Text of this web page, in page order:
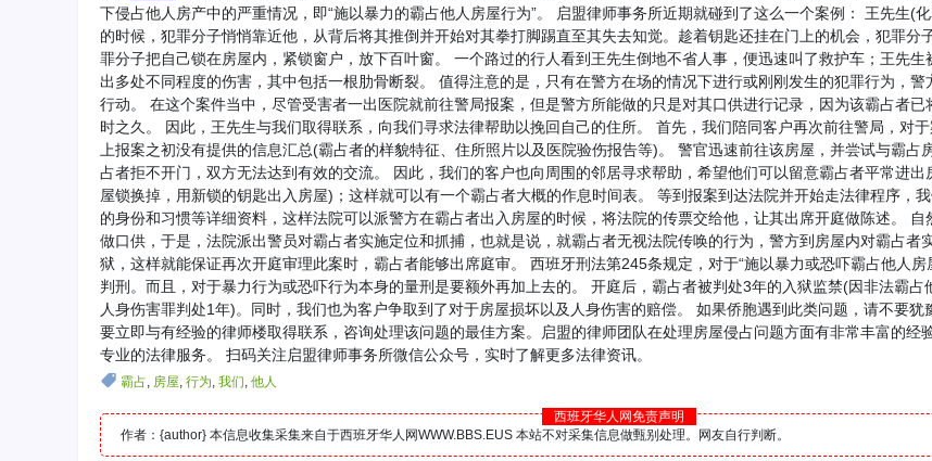
下侵占他人房产中的严重情况，即“施以暴力的霸占他人房屋行为”。 启盟律师事务所近期就碰到了这么一个案例： 王先生(
的时候，犯罪分子悄悄靠近他，从背后将其推倒并开始对其拳打脚踢直至其失去知觉。趁着钥匙还挂在门上的机会，犯罪分
罪分子把自己锁在房屋内，紧锁窗户，放下百叶窗。 一个路过的行人看到王先生倒地不省人事，便迅速叫了救护车；王先生
出多处不同程度的伤害，其中包括一根肋骨断裂。 值得注意的是，只有在警方在场的情况下进行或刚刚发生的犯罪行为，警
行动。 在这个案件当中，尽管受害者一出医院就前往警局报案，但是警方所能做的只是对其口供进行记录，因为该霸占者
时之久。 因此，王先生与我们取得联系，向我们寻求法律帮助以挽回自己的住所。 首先，我们陪同客户再次前往警局，对
上报案之初没有提供的信息汇总(霸占者的样貌特征、住所照片以及医院验伤报告等)。 警官迅速前往该房屋，并尝试与霸占
占者拒不开门，双方无法达到有效的交流。 因此，我们的客户也向周围的邻居寻求帮助，希望他们可以留意霸占者平常进
屋锁换掉，用新锁的钥匙出入房屋)；这样就可以有一个霸占者大概的作息时间表。 等到报案到达法院并开始走法律程序，
的身份和习惯等详细资料，这样法院可以派警方在霸占者出入房屋的时候，将法院的传票交给他，让其出席开庭做陈述。 自
做口供，于是，法院派出警员对霸占者实施定位和抓捕，也就是说，就霸占者无视法院传唤的行为，警方到房屋内对霸占者
狱，这样就能保证再次开庭审理此案时，霸占者能够出席庭审。 西班牙刑法第245条规定，对于“施以暴力或恐吓霸占他人房
判刑。而且，对于暴力行为或恐吓行为本身的量刑是要额外再加上去的。 开庭后，霸占者被判处3年的入狱监禁(因非法霸占
人身伤害罪判处1年)。同时，我们也为客户争取到了对于房屋损坏以及人身伤害的赔偿。 如果侨胞遇到此类问题，请不要犹
要立即与有经验的律师楼取得联系，咨询处理该问题的最佳方案。启盟的律师团队在处理房屋侵占问题方面有非常丰富的经
专业的法律服务。 扫码关注启盟律师事务所微信公众号，实时了解更多法律资讯。
霸占, 房屋, 行为, 我们, 他人
西班牙华人网免责声明
作者：{author} 本信息收集采集来自于西班牙华人网WWW.BBS.EUS 本站不对采集信息做甄别处理。网友自行判断。